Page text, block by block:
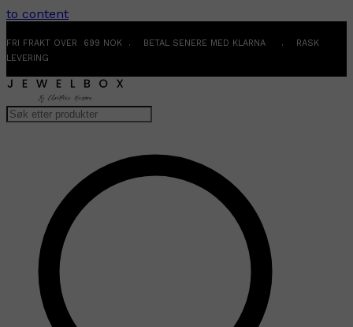
to content
FRI FRAKT OVER 699 NOK . BETAL SENERE MED KLARNA . RASK
LEVERING